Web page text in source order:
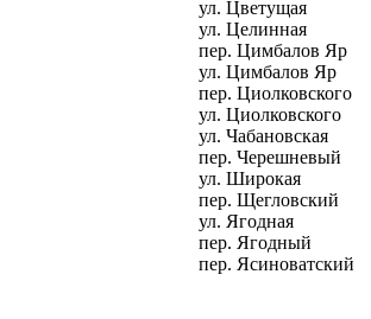
ул. Цветущая
ул. Целинная
пер. Цимбалов Яр
ул. Цимбалов Яр
пер. Циолковского
ул. Циолковского
ул. Чабановская
пер. Черешневый
ул. Широкая
пер. Щегловский
ул. Ягодная
пер. Ягодный
пер. Ясиноватский